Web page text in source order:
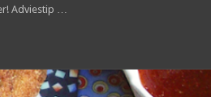
Adviestip …